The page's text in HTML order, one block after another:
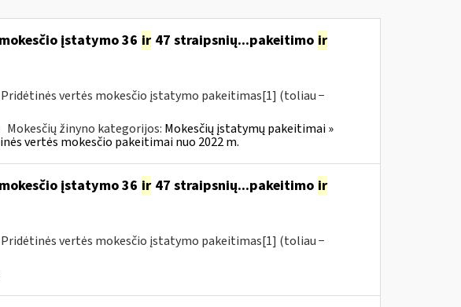
įstatymo 36 ir47 straipsnių...pakeitimo ir
vertės mokesčio įstatymo pakeitimas[1] (toliau −
Mokesčių žinyno kategorijos: Mokesčių įstatymų pakeitimai »
vertės mokesčio pakeitimai nuo 2022 m.
įstatymo 36 ir47 straipsnių...pakeitimo ir
vertės mokesčio įstatymo pakeitimas[1] (toliau −